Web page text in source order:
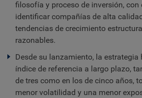
filosofía y proceso de inversión, con
identificar compañías de alta
tendencias de crecimiento
razonables.
Desde su lanzamiento, la estrategia
índice de referencia a largo plazo,
de tres como en los de cinco años,
menor volatilidad y una menor